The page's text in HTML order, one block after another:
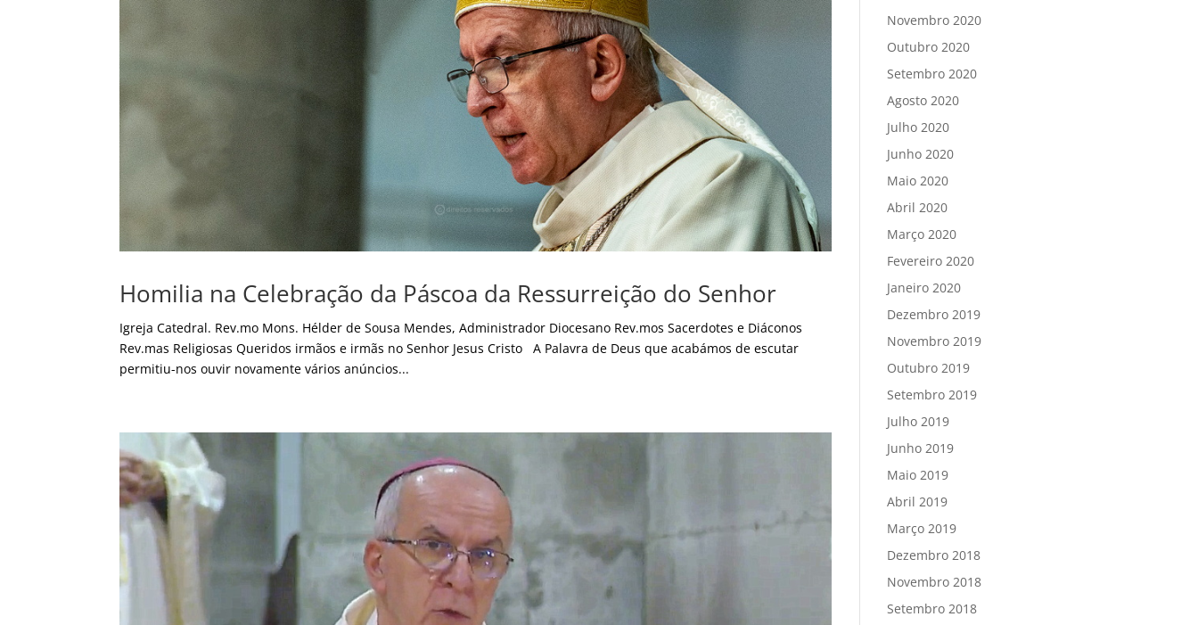
Homilia na Celebração da Páscoa da Ressurreição do Senhor
Igreja Catedral. Rev.mo Mons. Hélder de Sousa Mendes, Administrador Diocesano Rev.mos Sacerdotes e Diáconos
Rev.mas Religiosas Queridos irmãos e irmãs no Senhor Jesus Cristo A Palavra de Deus que acabámos de escutar
permitiu-nos ouvir novamente vários anúncios...
Novembro 2020
Outubro 2020
Setembro 2020
Agosto 2020
Julho 2020
Junho 2020
Maio 2020
Abril 2020
Março 2020
Fevereiro 2020
Janeiro 2020
Dezembro 2019
Novembro 2019
Outubro 2019
Setembro 2019
Julho 2019
Junho 2019
Maio 2019
Abril 2019
Março 2019
Dezembro 2018
Novembro 2018
Setembro 2018